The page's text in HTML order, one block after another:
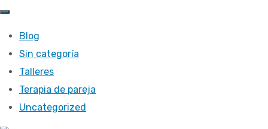
Blog
Sin categoría
Talleres
Terapia de pareja
Uncategorized